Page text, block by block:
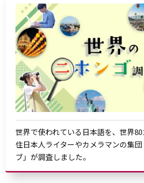
世界で使われている日本語を、世界
住日本人ライターやカメラマンの集
ブ」が調査しました。